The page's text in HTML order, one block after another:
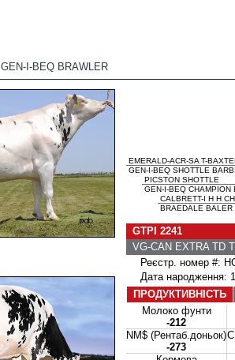
GEN-I-BEQ BRAWLER
EMERALD-ACR-SA T-
GEN-I-BEQ SHOTTLE
PICSTON SHOTTLE
GEN-I-BEQ CHAMPION
CALBRETT-I H H
BRAEDALE BALER
GTPI 2241
VG-CAN EXTRA TD
Реєстр. номер #:
Дата народження:
ПРОДУКТИВНІСТЬ
Молоко фунти
-212
NM$ (Рентаб.доньок)
-273